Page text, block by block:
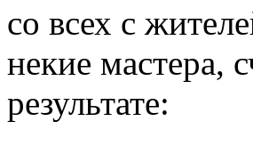
со всех с
некие мастера,
результате: